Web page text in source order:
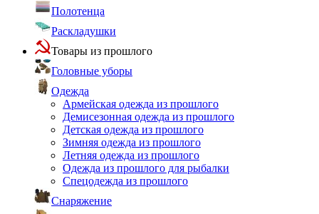
Полотенца
Раскладушки
Товары из прошлого
Головные уборы
Одежда
Армейская одежда из прошлого
Демисезонная одежда из прошлого
Детская одежда из прошлого
Зимняя одежда из прошлого
Летняя одежда из прошлого
Одежда из прошлого для рыбалки
Спецодежда из прошлого
Снаряжение